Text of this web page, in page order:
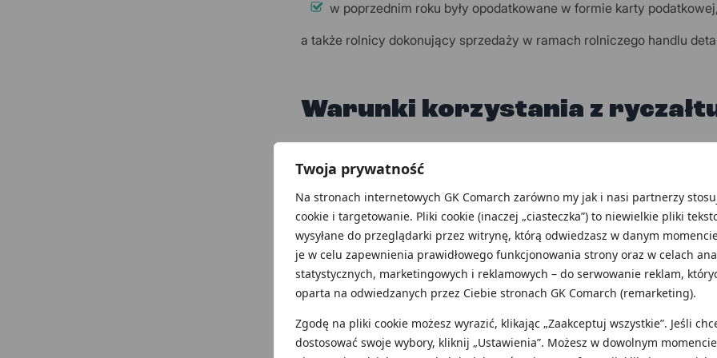
Twoja prywatność
Na stronach internetowych GK Comarch zarówno my jak i nasi partnerzy
cookie i targetowanie. Pliki cookie (inaczej „ciasteczka”) to niewielkie pliki
wysyłane do przeglądarki przez witrynę, którą odwiedzasz w danym
je w celu zapewnienia prawidłowego funkcjonowania strony oraz w celach
statystycznych, marketingowych i reklamowych – do serwowanie reklam,
oparta na odwiedzanych przez Ciebie stronach GK Comarch (remarketing).
Zgodę na pliki cookie możesz wyrazić, klikając „Zaakceptuj wszystkie”. Jeśli
dostosować swoje wybory, kliknij „Ustawienia”. Możesz w dowolnym
w poprzednim roku były opodatkowane w formie karty podatkowej,
a także rolnicy dokonujący sprzedaży w ramach rolniczego handlu
Warunki korzystania z
Warunkiem ograniczającym dostęp do ryczałtu jest limit przychodów.
ewidencjonowanych nie mogą bowiem skorzystać osoby, u których
To jednak nie wszystko. Przepisy ustawy o zryczałtowanym podatku
osiąganych przez osoby fizyczne, wykluczają z grona potencjalnych
opłacają w tym samym roku podatek w formie karty podatkowej,
korzystają z okresowego zwolnienia od podatku dochodowego,
osiągają w całości bądź części przychody z działalności w